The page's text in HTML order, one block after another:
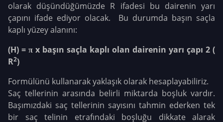
olarak düşündüğümüzde R ifadesi bu dairenin yarı
çapını ifade ediyor olacak. Bu durumda başın saçla
kaplı yüzey alanını:
(H) = π x başın saçla kaplı olan dairenin yarı çapı 2 (
R2)
Formülünü kullanarak yaklaşık olarak hesaplayabiliriz.
Saç tellerinin arasında belirli miktarda boşluk vardır.
Başımızdaki saç tellerinin sayısını tahmin ederken tek
bir saç telinin etrafındaki boşluğu dikkate alarak